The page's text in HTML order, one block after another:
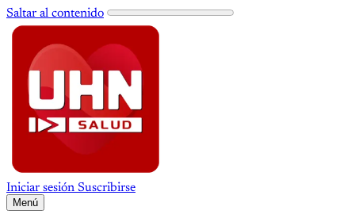
Saltar al contenido
Iniciar sesión Suscribirse
Menú